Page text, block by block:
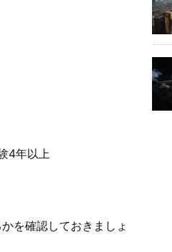
4年以上
を確認しておきましょ